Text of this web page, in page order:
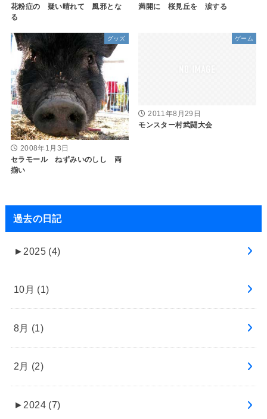
花粉症の 疑い晴れて 風邪とな
る
満開に 桜見丘を 涙する
グッズ
2008年1月3日
セラモール ねずみいのしし 両
揃い
ゲーム
2011年8月29日
モンスター村武闘大会
過去の日記
► 2025 (4)
10月 (1)
8月 (1)
2月 (2)
► 2024 (7)